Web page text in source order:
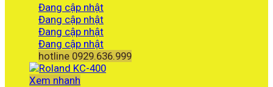
Đang cập nhật
Đang cập nhật
Đang cập nhật
Đang cập nhật
hotline 0929.636.999
Xem nhanh